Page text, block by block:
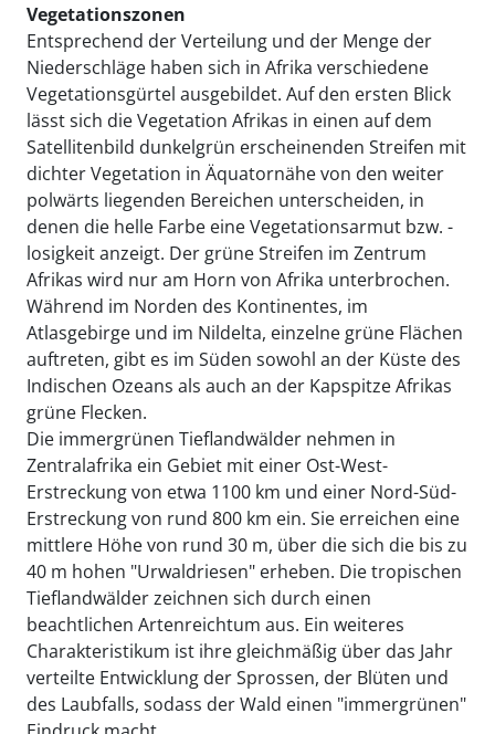
Vegetationszonen
Entsprechend der Verteilung und der Menge der
Niederschläge haben sich in Afrika verschiedene
Vegetationsgürtel ausgebildet. Auf den ersten Blick
lässt sich die Vegetation Afrikas in einen auf dem
Satellitenbild dunkelgrün erscheinenden Streifen mit
dichter Vegetation in Äquatornähe von den weiter
polwärts liegenden Bereichen unterscheiden, in
denen die helle Farbe eine Vegetationsarmut bzw. -
losigkeit anzeigt. Der grüne Streifen im Zentrum
Afrikas wird nur am Horn von Afrika unterbrochen.
Während im Norden des Kontinentes, im
Atlasgebirge und im Nildelta, einzelne grüne Flächen
auftreten, gibt es im Süden sowohl an der Küste des
Indischen Ozeans als auch an der Kapspitze Afrikas
grüne Flecken.
Die immergrünen Tieflandwälder nehmen in
Zentralafrika ein Gebiet mit einer Ost-West-
Erstreckung von etwa 1100 km und einer Nord-Süd-
Erstreckung von rund 800 km ein. Sie erreichen eine
mittlere Höhe von rund 30 m, über die sich die bis zu
40 m hohen "Urwaldriesen" erheben. Die tropischen
Tieflandwälder zeichnen sich durch einen
beachtlichen Artenreichtum aus. Ein weiteres
Charakteristikum ist ihre gleichmäßig über das Jahr
verteilte Entwicklung der Sprossen, der Blüten und
des Laubfalls, sodass der Wald einen "immergrünen"